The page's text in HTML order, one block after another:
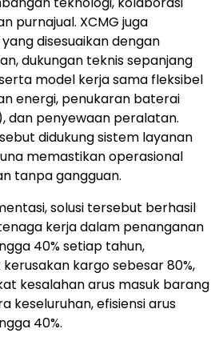
purnajual. XCMG juga
disesuaikan dengan
dukungan teknis sepanjang
model kerja sama fleksibel
energi, penukaran baterai
dan penyewaan peralatan.
didukung sistem layanan
memastikan operasional
tanpa gangguan.
solusi tersebut berhasil
kerja dalam penanganan
40% setiap tahun,
kargo sebesar 80%,
kesalahan arus masuk barang
keseluruhan, efisiensi arus
40%.